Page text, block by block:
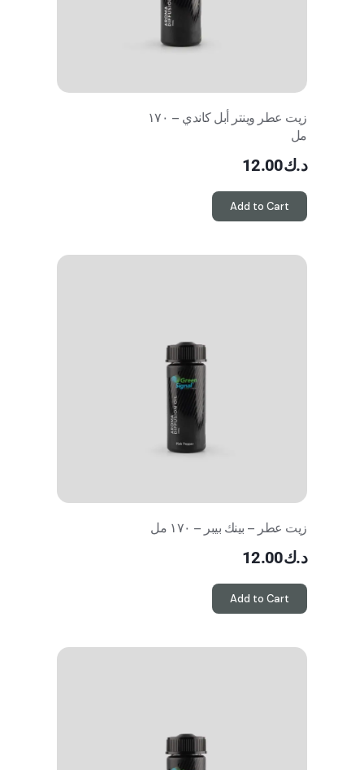
زيت عطر وينتر أبل كاندي – ١٧٠
مل
د.ك12.00
Add to Cart
زيت عطر – بينك بيبر – ١٧٠ مل
د.ك12.00
Add to Cart